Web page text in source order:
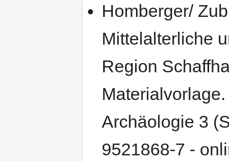
Homberger/
Mittelalterliche
Region
Archäologie 3
9521868-7 -